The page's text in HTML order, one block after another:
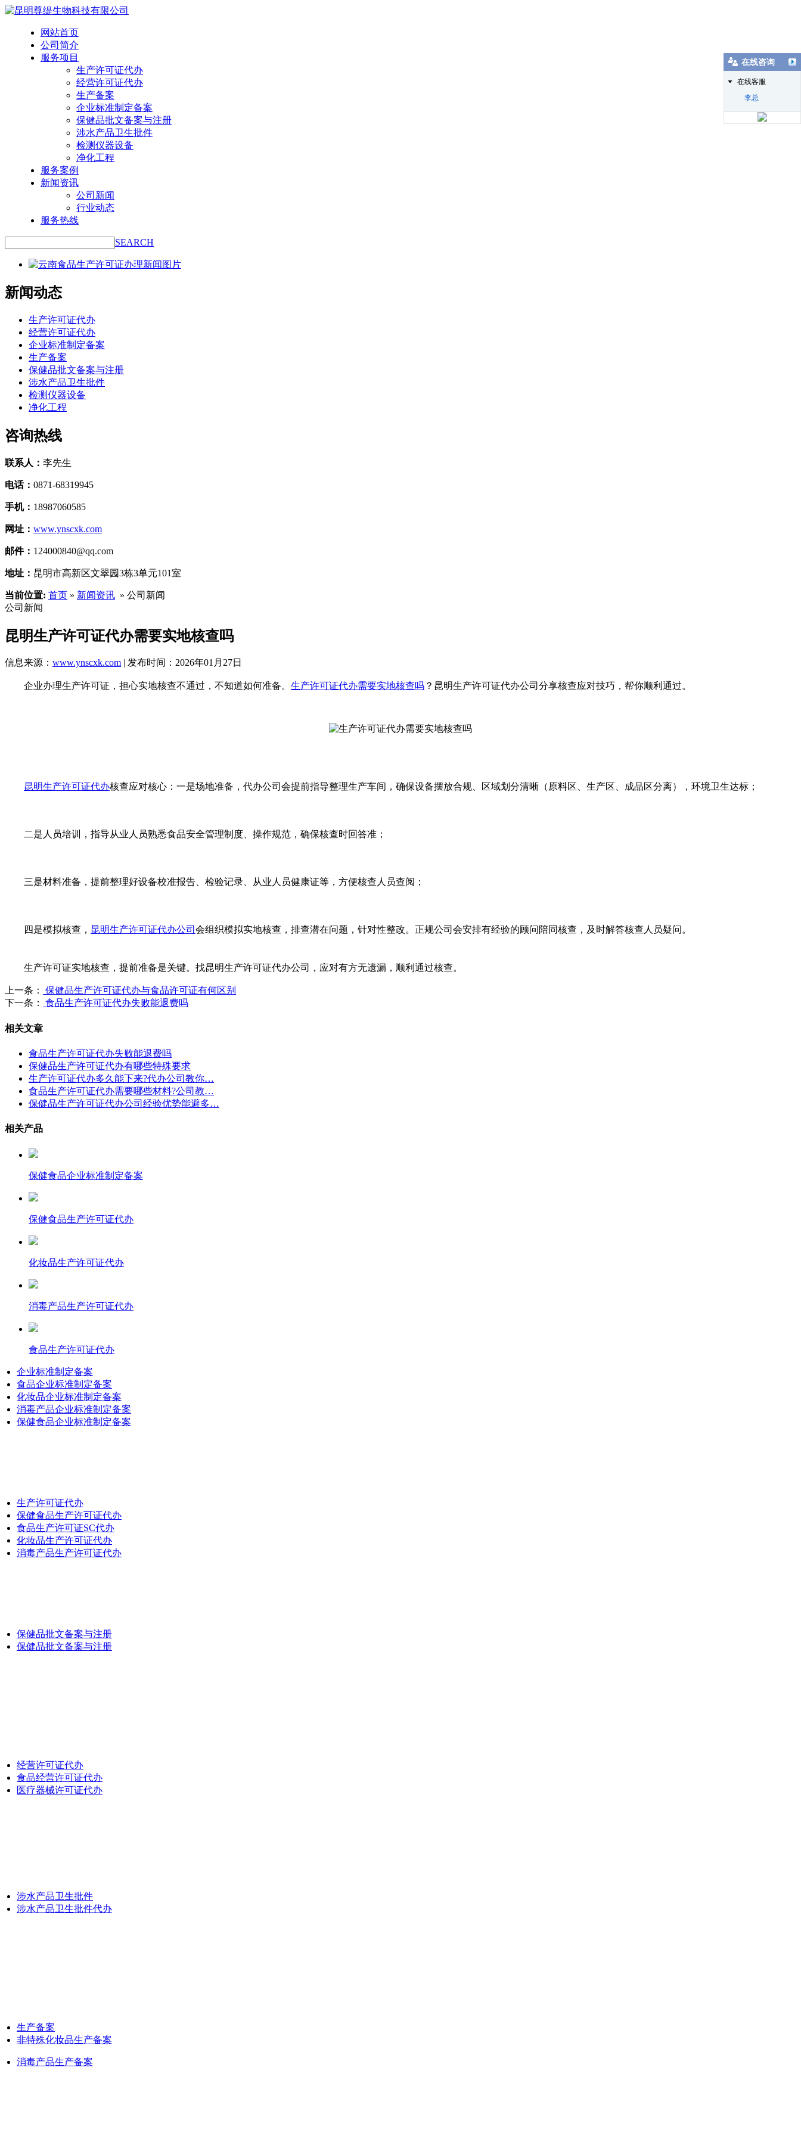
网站首页
公司简介
服务项目
生产许可证代办
经营许可证代办
生产备案
企业标准制定备案
保健品批文备案与注册
涉水产品卫生批件
检测仪器设备
净化工程
服务案例
新闻资讯
公司新闻
行业动态
服务热线
SEARCH
新闻动态
生产许可证代办
经营许可证代办
企业标准制定备案
生产备案
保健品批文备案与注册
涉水产品卫生批件
检测仪器设备
净化工程
咨询热线
联系人： 李先生
电话： 0871-68319945
手机： 18987060585
网址： www.ynscxk.com
邮件： 124000840@qq.com
地址： 昆明市高新区文翠园3栋3单元101室
当前位置: 首页 » 新闻资讯 » 公司新闻
公司新闻
昆明生产许可证代办需要实地核查吗
信息来源： www.ynscxk.com | 发布时间：2026年01月27日
企业办理生产许可证，担心实地核查不通过，不知道如何准备。 生产许可证代办需要实地核查吗 ？昆明生产许可证代办公司分享核查应对技巧，帮你顺利通过。
昆明生产许可证代办核查应对核心：一是场地准备，代办公司会提前指导整理生产车间，确保设备摆放合规、区域划分清晰（原料区、生产区、成品区分离），环境卫生达标；
二是人员培训，指导从业人员熟悉食品安全管理制度、操作规范，确保核查时回答准；
三是材料准备，提前整理好设备校准报告、检验记录、从业人员健康证等，方便核查人员查阅；
四是模拟核查， 昆明生产许可证代办公司 会组织模拟实地核查，排查潜在问题，针对性整改。正规公司会安排有经验的顾问陪同核查，及时解答核查人员疑问。
生产许可证实地核查，提前准备是关键。找昆明生产许可证代办公司，应对有方无遗漏，顺利通过核查。
上一条：
保健品生产许可证代办与食品许可证有何区别
下一条：
食品生产许可证代办失败能退费吗
相关文章
食品生产许可证代办失败能退费吗
保健品生产许可证代办有哪些特殊要求
生产许可证代办多久能下来?代办公司教你…
食品生产许可证代办需要哪些材料?公司教…
保健品生产许可证代办公司经验优势能避多…
相关产品
保健食品企业标准制定备案
保健食品生产许可证代办
化妆品生产许可证代办
消毒产品生产许可证代办
食品生产许可证代办
企业标准制定备案
食品企业标准制定备案
化妆品企业标准制定备案
消毒产品企业标准制定备案
保健食品企业标准制定备案
生产许可证代办
保健食品生产许可证代办
食品生产许可证SC代办
化妆品生产许可证代办
消毒产品生产许可证代办
保健品批文备案与注册
保健品批文备案与注册
经营许可证代办
食品经营许可证代办
医疗器械许可证代办
涉水产品卫生批件
涉水产品卫生批件代办
生产备案
非特殊化妆品生产备案
消毒产品生产备案
在线咨询
在线客服
李总